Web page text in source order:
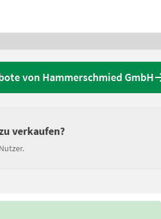
von Hammerschmied GmbH
verkaufen?